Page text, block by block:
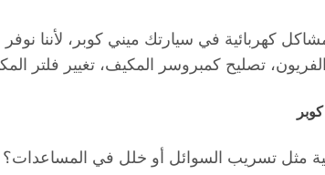
كهربائية في سيارتك ميني كوبر، لأننا
الفريون، تصليح كمبروسر المكيف، تغيير فلتر
مثل تسريب السوائل أو خلل في